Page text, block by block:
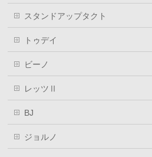
スタンドアップタクト
トゥデイ
ビーノ
レッツⅡ
BJ
ジョルノ